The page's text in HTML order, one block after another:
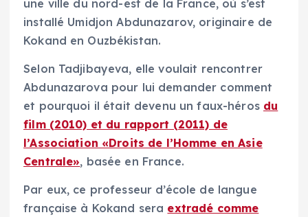
une ville du nord-est de la France, où s’est
installé Umidjon Abdunazarov, originaire de
Kokand en Ouzbékistan.
Selon Tadjibayeva, elle voulait rencontrer
Abdunazarova pour lui demander comment
et pourquoi il était devenu un faux-héros du
film (2010) et du rapport (2011) de
l’Association «Droits de l’Homme en Asie
Centrale», basée en France.
Par eux, ce professeur d’école de langue
française à Kokand sera extradé comme